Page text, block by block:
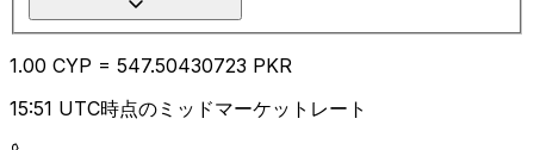
1.00 CYP = 547.50430723 PKR
15:51 UTC時点のミッドマーケットレート